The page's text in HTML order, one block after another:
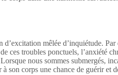
mêlée d’inquiétude.
ces troubles ponctuels, l’anxiété
nous sommes submergés,
son corps une chance de guérir et